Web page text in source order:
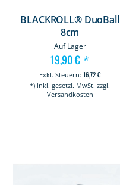
BLACKROLL® DuoBall
8cm
Auf Lager
19,90 € *
16,72 €
*) inkl. gesetzl. MwSt. zzgl.
Versandkosten